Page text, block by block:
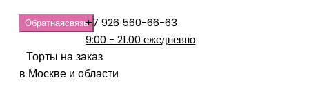
Обратнаясвязь+7 926 560-66-63
9:00 - 21.00 ежедневно
Торты на заказ
в Москве и области